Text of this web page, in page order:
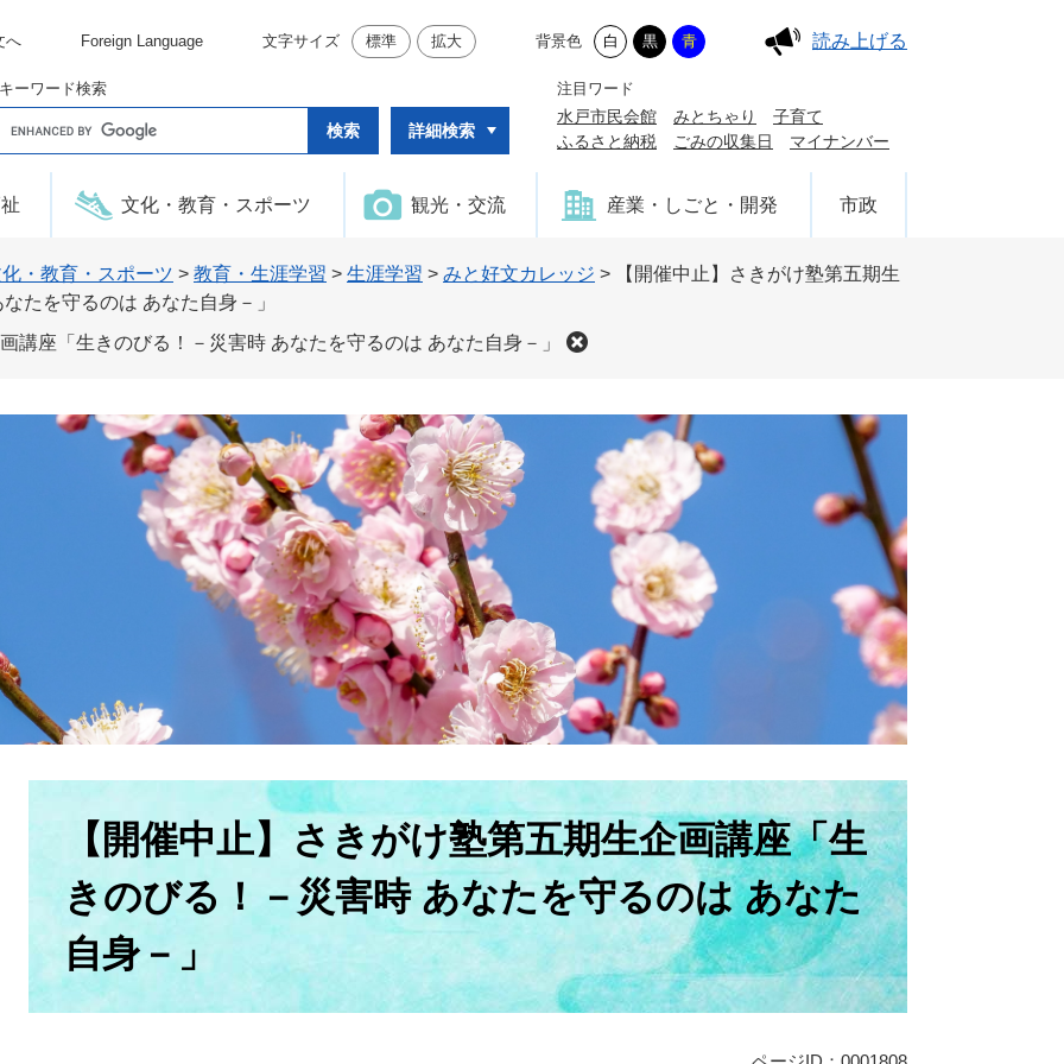
へ Foreign Language 文字サイズ 標準 拡大 背景色 白 黒 青 読み上げる
キーワード検索
o
e
タ
ム
検
詳細検索
注目ワード
水戸市民会館 みとちゃり
子育て
ふるさと納税
ごみの収集日 マイナンバー
文化・教育・スポーツ 観光・交流 産業・しごと・開発 市政
・教育・スポーツ > 教育・生涯学習 > 生涯学習 > みと好文カレッジ >
【開催中止】さきがけ塾第五期生
たを守るのは あなた自身－」
講座「生きのびる！－災害時 あなたを守るのは あなた自身－」
【開催中止】さきがけ塾第五期生企画講座「生
きのびる！－災害時 あなたを守るのは あなた
自身－」